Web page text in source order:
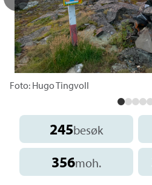
Foto: Hugo Tingvoll
245besøk
356moh.